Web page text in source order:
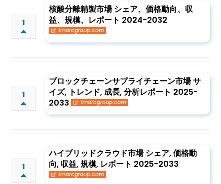
1
核酸分離精製市場 シェア、価格動向、収
益、規模、レポート 2024-2032
imarcgroup.com
1
ブロックチェーンサプライチェーン市場 サ
イズ, トレンド, 成長, 分析レポート 2025-
2033
imarcgroup.com
1
ハイブリッドクラウド市場 シェア, 価格動
向, 収益, 規模, レポート 2025-2033
imarcgroup.com